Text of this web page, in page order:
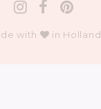
with in Holland